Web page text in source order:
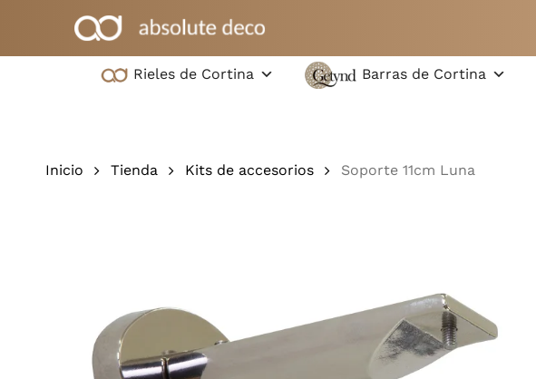
contenido
Rieles de Cortina Barras de Cortina
Inicio Tienda Kits de accesorios Soporte 11cm Luna